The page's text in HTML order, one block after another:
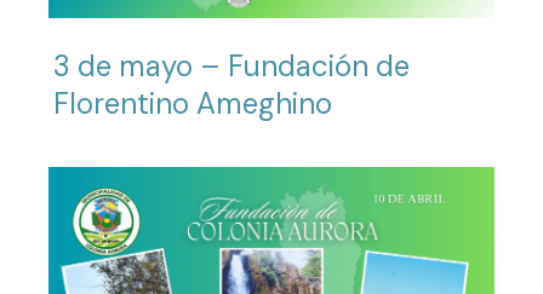
3 de mayo – Fundación de
Florentino Ameghino